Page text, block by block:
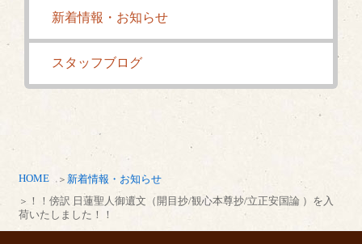
HOME
新着情報・お知らせ
！！傍訳 日蓮聖人御遺文（開目抄/観心本尊抄/立正安国論 ）を入
荷いたしました！！
新着情報・お知らせ
スタッフブログ